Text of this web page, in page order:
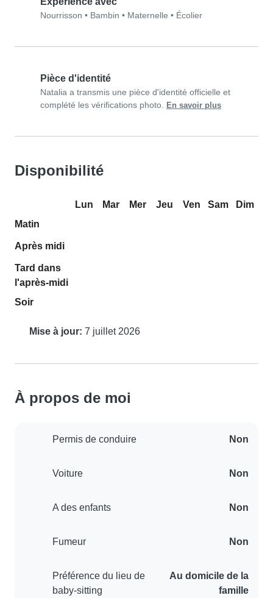
Nourrisson • Bambin • Maternelle • Écolier
Pièce d'identité
Natalia a transmis une pièce d'identité officielle et
complété les vérifications photo.
En savoir plus
Disponibilité
Lun Mar Mer Jeu Ven Sam
Dim
Matin
Après midi
Tard dans
l'après-midi
Soir
Mise à jour: 7 juillet 2026
À propos de moi
Permis de conduire Non
Voiture Non
A des enfants Non
Fumeur Non
Préférence du lieu de
baby-sitting
Au domicile de la
famille